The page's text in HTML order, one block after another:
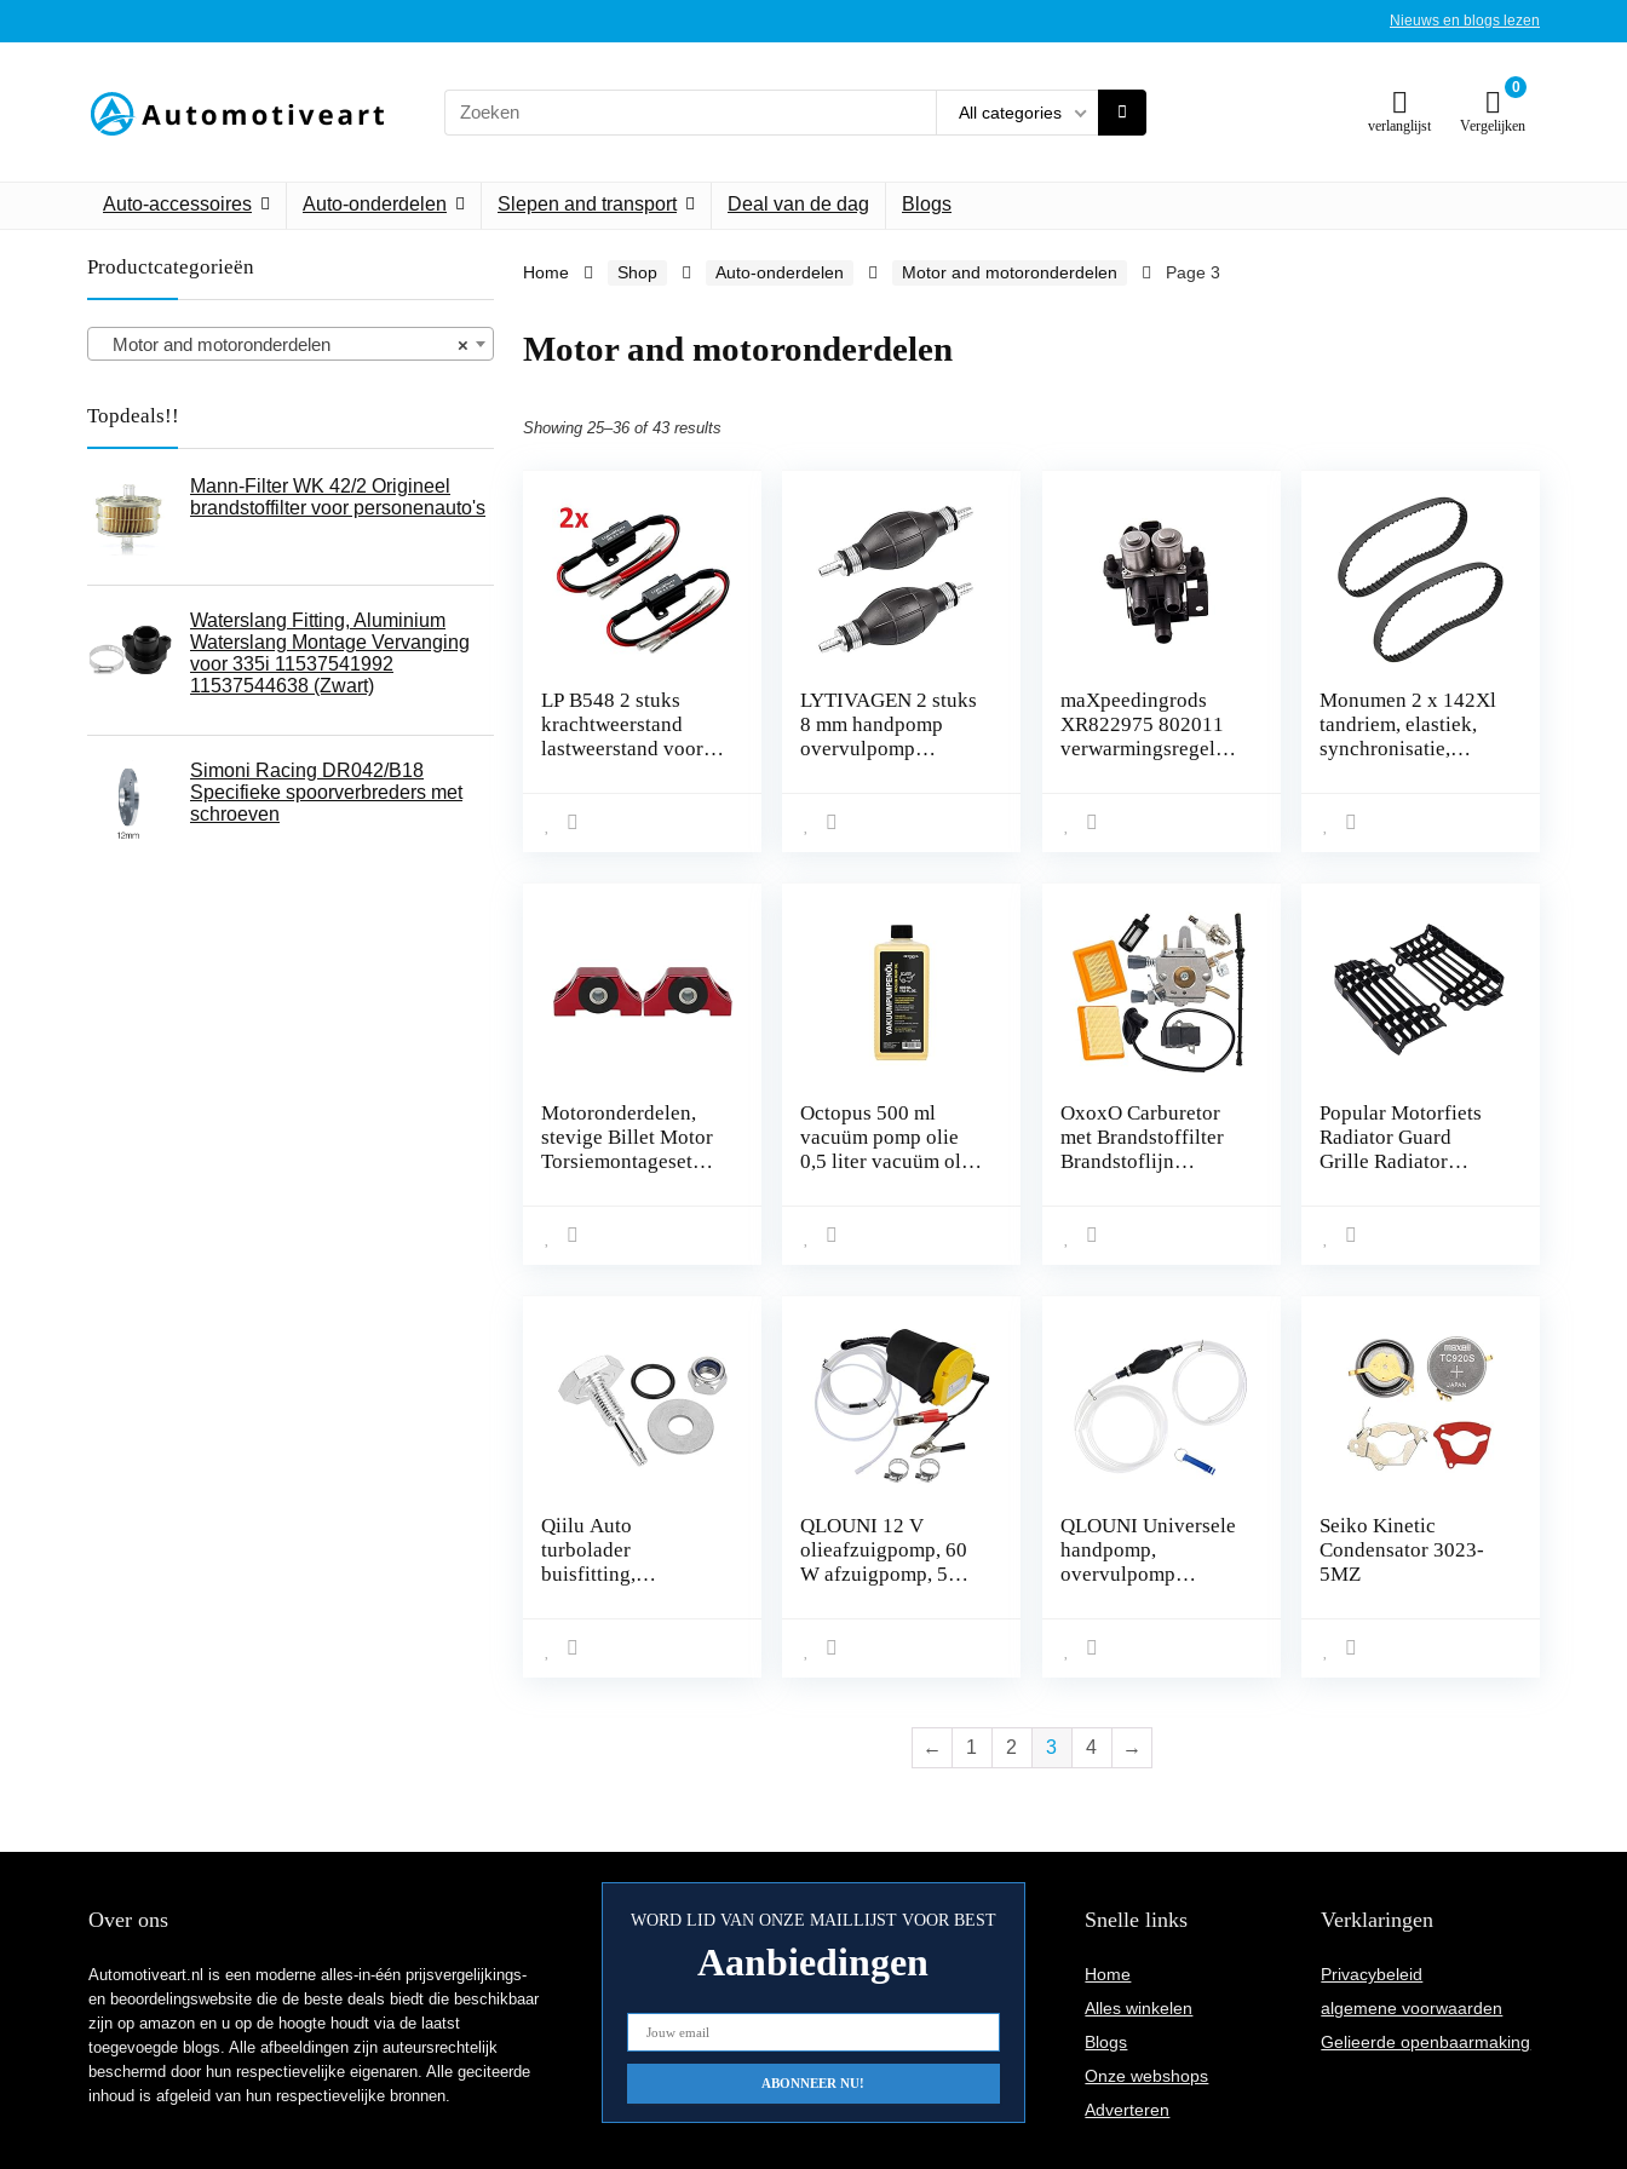
Nieuws en blogs lezen
Search
for:
All categories
verlanglijst
0
Vergelijken
Auto-accessoires Auto-onderdelen Slepen and transport Deal van de dag Blogs
Productcategorieën
×
Motor and motoronderdelen
Topdeals!!
Mann-Filter WK 42/2 Origineel
brandstoffilter voor personenauto's
Waterslang Fitting, Aluminium
Waterslang Montage Vervanging
voor 335i 11537541992
11537544638 (Zwart)
Simoni Racing DR042/B18
Specifieke spoorverbreders met
schroeven
Home Shop Auto-onderdelen Motor and motoronderdelen Page 3
Motor and motoronderdelen
Showing 25–36 of 43 results
LP B548 2 stuks
krachtweerstand
lastweerstand voor
knipperlicht voor de
LYTIVAGEN 2 stuks
8 mm handpomp
overvulpomp
vacuümpomp
universele
noodpomp voor auto,
motor, tank, jerrycan,
maXpeedingrods
XR822975 802011
verwarmingsregelkle
Monumen 2 x 142Xl
tandriem, elastiek,
synchronisatie,
Motoronderdelen,
stevige Billet Motor
Torsiemontageset
voor reparatie
Octopus 500 ml
vacuüm pomp olie
0,5 liter vacuüm olie
HV100 machine olie
OxoxO Carburetor
met Brandstoffilter
Brandstoflijn
FS200 FS250 FS300
Popular Motorfiets
Radiator Guard
Grille Radiator
SX SXF XCF XCW
Qiilu Auto
turbolader
buisfitting,
slang tepel Turbo
QLOUNI 12 V
olieafzuigpomp, 60
W afzuigpomp, 5
autoolieverversing,
QLOUNI Universele
handpomp,
overvulpomp
vloeistof, inclusief
Seiko Kinetic
Condensator 3023-
5MZ
← 1 2 3 4 →
Over ons
Automotiveart.nl is een moderne alles-in-één prijsvergelijkings-
en beoordelingswebsite die de beste deals biedt die beschikbaar
zijn op amazon en u op de hoogte houdt via de laatst
toegevoegde blogs. Alle afbeeldingen zijn auteursrechtelijk
beschermd door hun respectievelijke eigenaren. Alle geciteerde
inhoud is afgeleid van hun respectievelijke bronnen.
WORD LID VAN ONZE MAILLIJST VOOR BEST
Aanbiedingen
Snelle links
Home
Alles winkelen
Blogs
Onze webshops
Adverteren
Verklaringen
Privacybeleid
algemene voorwaarden
Gelieerde openbaarmaking